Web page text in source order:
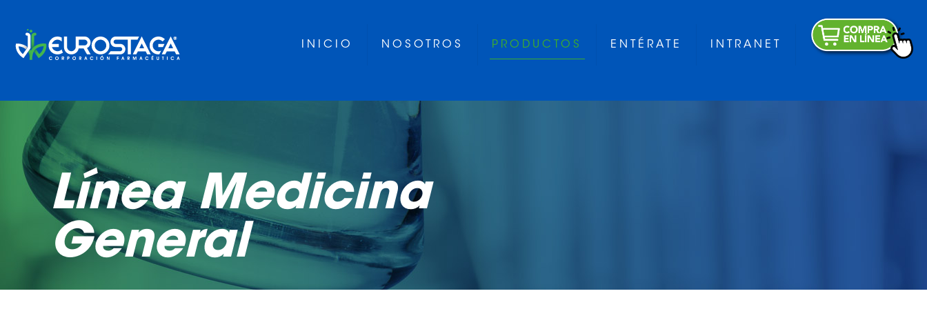
INICIO NOSOTROS PRODUCTOS ENTÉRATE INTRANET
Línea Medicina
General